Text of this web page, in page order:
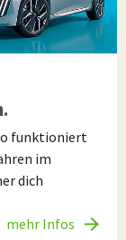
funktioniert
im
dich
mehr Infos